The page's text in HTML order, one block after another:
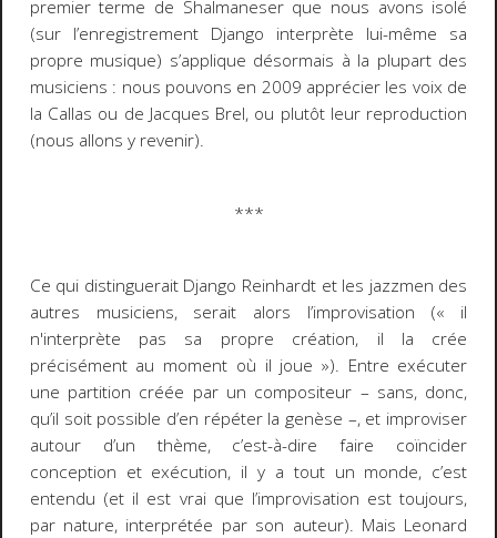
premier terme de Shalmaneser que nous avons isolé
(sur l’enregistrement Django interprète lui-même sa
propre musique) s’applique désormais à la plupart des
musiciens : nous pouvons en 2009 apprécier les voix de
la Callas ou de Jacques Brel, ou plutôt leur reproduction
(nous allons y revenir).
***
Ce qui distinguerait Django Reinhardt et les jazzmen des
autres musiciens, serait alors l’improvisation (« il
n'interprète pas sa propre création, il la crée
précisément au moment où il joue »). Entre exécuter
une partition créée par un compositeur – sans, donc,
qu’il soit possible d’en répéter la genèse –, et improviser
autour d’un thème, c’est-à-dire faire coïncider
conception et exécution, il y a tout un monde, c’est
entendu (et il est vrai que l’improvisation est toujours,
par nature, interprétée par son auteur). Mais Leonard